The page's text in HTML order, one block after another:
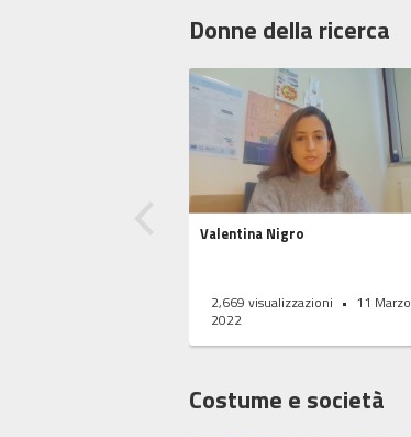
Donne della ricerca
Valentina Nigro
2,669 visualizzazioni
11 Marzo
2022
Costume e società